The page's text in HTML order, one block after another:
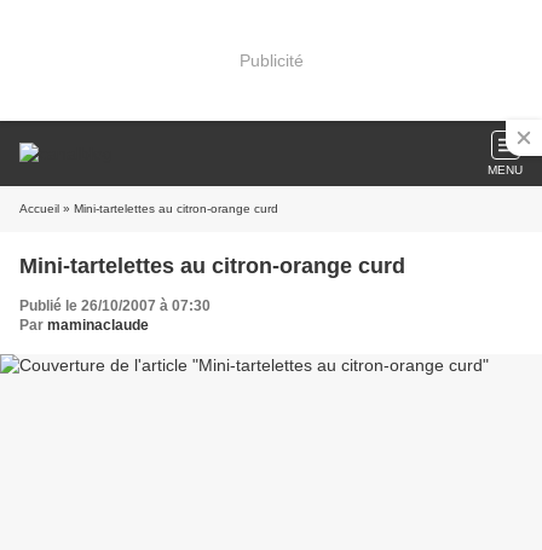
Publicité
MENU
Accueil » Mini-tartelettes au citron-orange curd
Mini-tartelettes au citron-orange curd
Publié le 26/10/2007 à 07:30
Par maminaclaude